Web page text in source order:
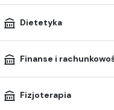
Dietetyka
Finanse i
Fizjoterapia